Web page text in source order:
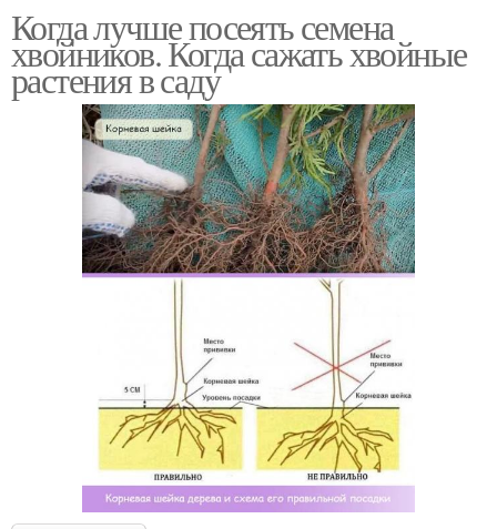
Когда лучше посеять семена
хвойников. Когда сажать хвойные
растения в саду